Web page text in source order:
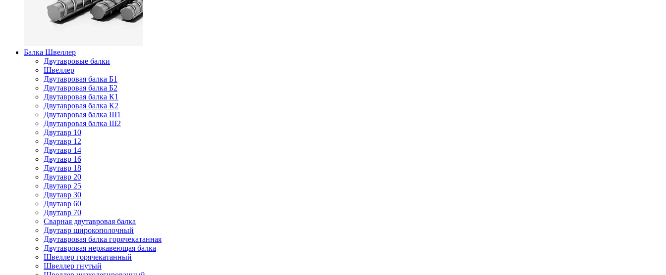
Балка Швеллер
Двутавровые балки
Швеллер
Двутавровая балка Б1
Двутавровая балка Б2
Двутавровая балка К1
Двутавровая балка К2
Двутавровая балка Ш1
Двутавровая балка Ш2
Двутавр 10
Двутавр 12
Двутавр 14
Двутавр 16
Двутавр 18
Двутавр 20
Двутавр 25
Двутавр 30
Двутавр 60
Двутавр 70
Сварная двутавровая балка
Двутавр широкополочный
Двутавровая балка горячекатанная
Двутавровая нержавеющая балка
Швеллер горячекатанный
Швеллер гнутый